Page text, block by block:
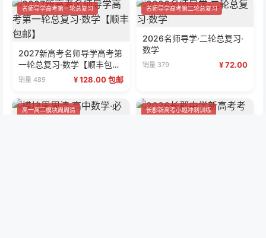
名师导学高考第一轮总复习
2027新高考名师导学高考第
一轮总复习·数学【顺丰包
邮】
销量 489 ¥ 128.00 包邮
名师导学高考第二轮总复习
2026名师导学·二轮总复习·
数学
销量 379 ¥ 72.00
高一高二模块周周清 长郡新高考小题冲刺训练